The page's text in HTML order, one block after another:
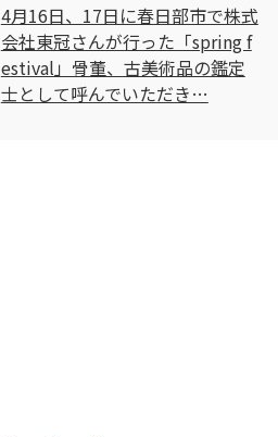
4月16日、17日に春日部市で株式
会社東冠さんが行った「spring f
estival」骨董、古美術品の鑑定
士として呼んでいただき…